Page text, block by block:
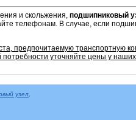
и скольжения, подшипниковый
телефонам. В случае, если
предпочитаемую транспортную
уточняйте цены у
узел